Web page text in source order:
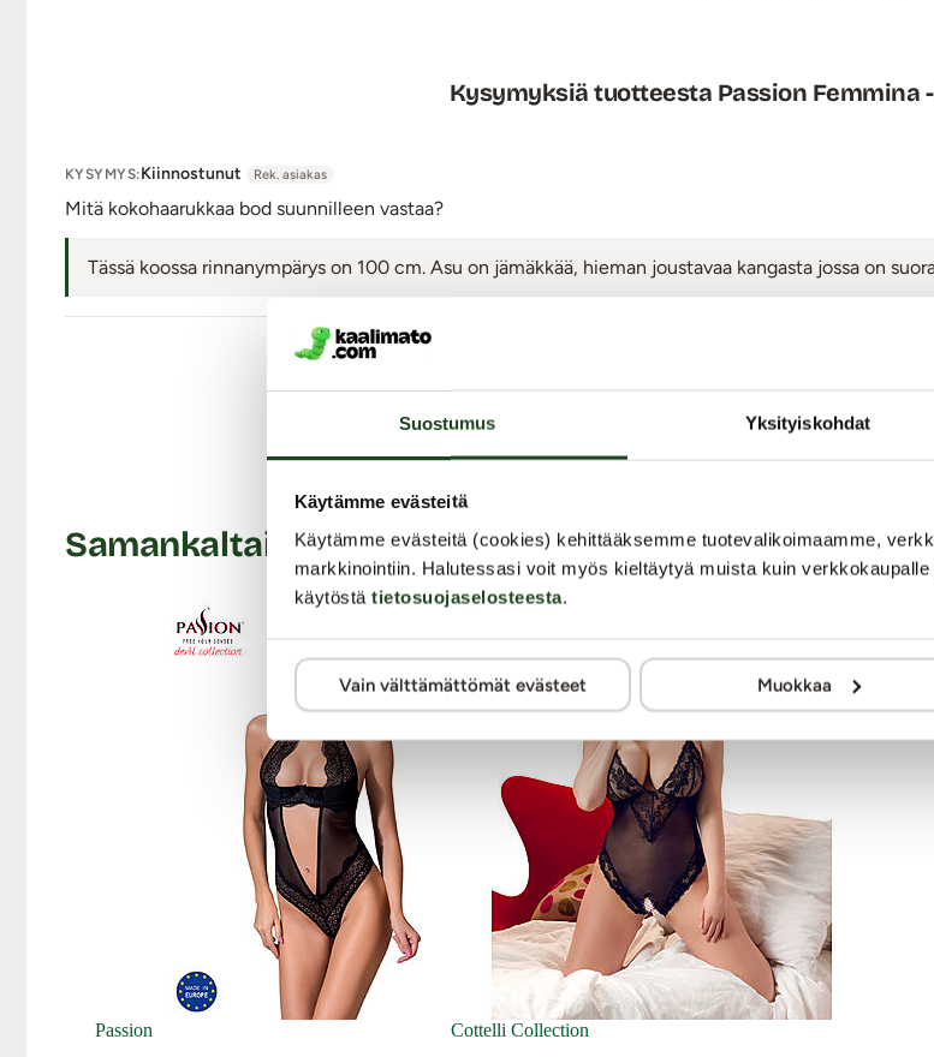
Suostumus Yksityiskohdat
Käytämme evästeitä
Käytämme evästeitä (cookies) kehittääksemme tuotevalikoimaamme,
markkinointiin. Halutessasi voit myös kieltäytyä muista kuin
käytöstä tietosuojaselosteesta.
Vain välttämättömät evästeet Muokkaa
Lähetyksen paino: ~ 0.5 kg
Kysymyksiä tuotteesta Passion Femmina -
KYSYMYS:Kiinnostunut Rek. asiakas
Mitä kokohaarukkaa bod suunnilleen vastaa?
Tässä koossa rinnanympärys on 100 cm. Asu on jämäkkää, hieman joustavaa kangasta jossa on
Samankaltaisia tuotteita
-30%
Passion
-30%
Cottelli Collection